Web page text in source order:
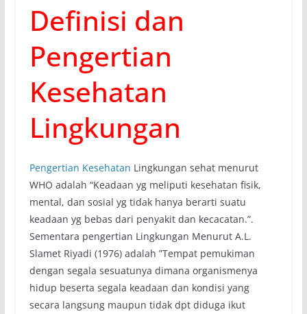
Definisi dan
Pengertian
Kesehatan
Lingkungan
Pengertian Kesehatan Lingkungan sehat menurut
WHO adalah “Keadaan yg meliputi kesehatan fisik,
mental, dan sosial yg tidak hanya berarti suatu
keadaan yg bebas dari penyakit dan kecacatan.”.
Sementara pengertian Lingkungan Menurut A.L.
Slamet Riyadi (1976) adalah ”Tempat pemukiman
dengan segala sesuatunya dimana organismenya
hidup beserta segala keadaan dan kondisi yang
secara langsung maupun tidak dpt diduga ikut